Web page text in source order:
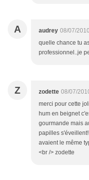
A audrey 08/07/
quelle chance tu
professionnel..je
Z zodette 08/07/
merci pour cette
hum en beignet
gourmande mais
papilles
avaient le même
<br /> zodette